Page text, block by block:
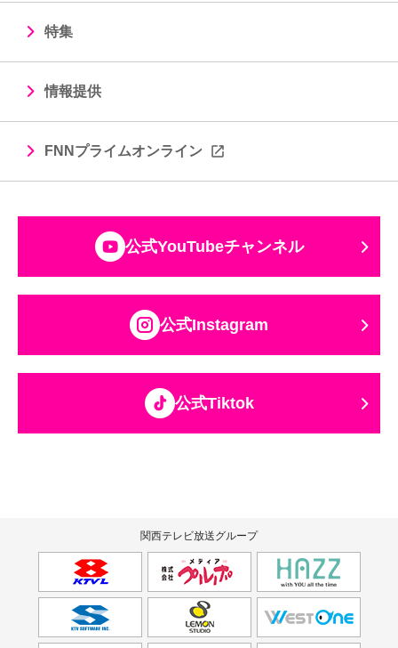
特集
情報提供
FNNプライムオンライン
公式YouTubeチャンネル
公式Instagram
公式Tiktok
関西テレビ放送グループ